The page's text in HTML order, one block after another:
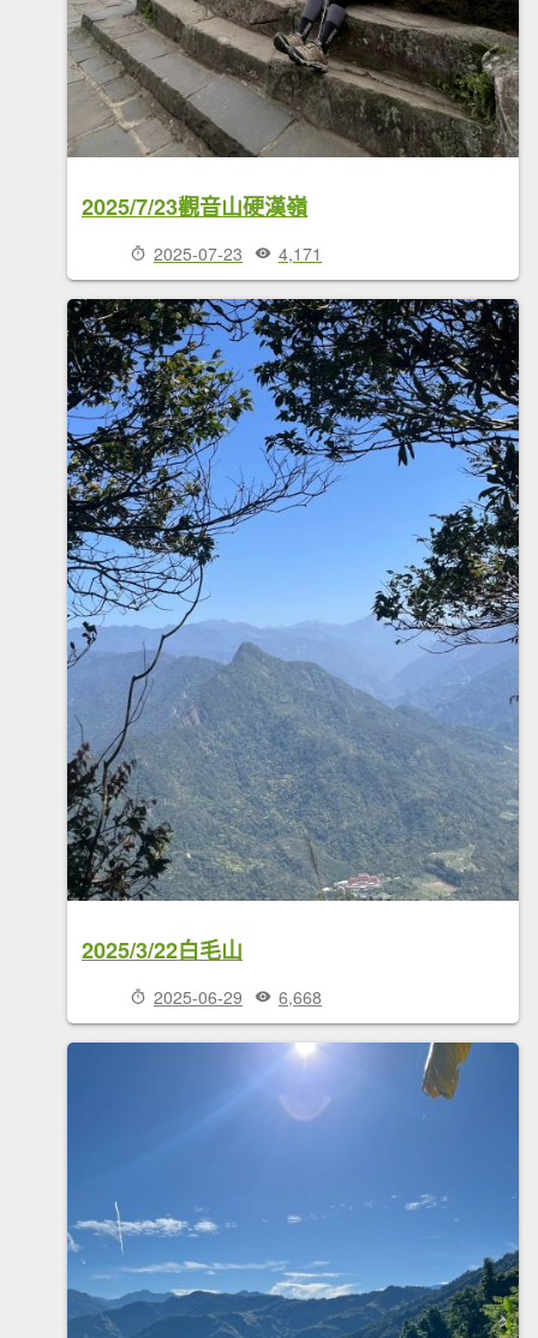
2025/7/23觀音山硬漢嶺
2025-07-23 4,171
2025/3/22白毛山
2025-06-29 6,668